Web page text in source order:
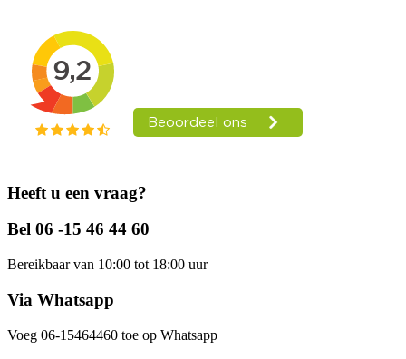
Heeft u een vraag?
Bel 06 -15 46 44 60
Bereikbaar van 10:00 tot 18:00 uur
Via Whatsapp
Voeg 06-15464460 toe op Whatsapp